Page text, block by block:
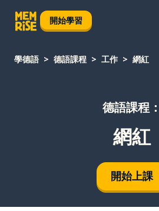
開始學習
學德語 德語課程 工作 網紅
德語課程：
網紅
開始上課